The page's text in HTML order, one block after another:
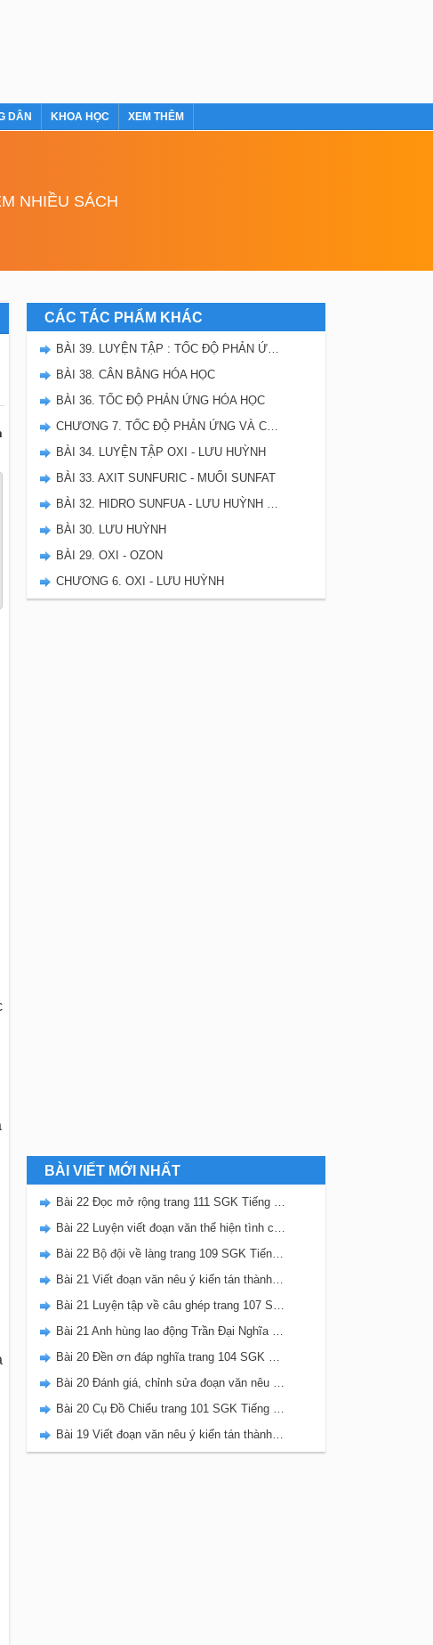
DÂN KHOA HỌC XEM THÊM
NHIỀU SÁCH
CÁC TÁC PHẨM KHÁC
BÀI 39. LUYỆN TẬP : TỐC ĐỘ PHẢN ỨNG VÀ CÂN BẰNG HÓA HỌC
BÀI 38. CÂN BẰNG HÓA HỌC
BÀI 36. TỐC ĐỘ PHẢN ỨNG HÓA HỌC
CHƯƠNG 7. TỐC ĐỘ PHẢN ỨNG VÀ CÂN BẰNG HÓA HỌC - SBT HÓA 10
BÀI 34. LUYỆN TẬP OXI - LƯU HUỲNH
BÀI 33. AXIT SUNFURIC - MUỐI SUNFAT
BÀI 32. HIDRO SUNFUA - LƯU HUỲNH DIOXIT - LƯU HUYNH TRIOXIT
BÀI 30. LƯU HUỲNH
BÀI 29. OXI - OZON
CHƯƠNG 6. OXI - LƯU HUỲNH
BÀI VIẾT MỚI NHẤT
Bài 22 Đọc mở rộng trang 111 SGK Tiếng Việt 5 Kết nối tri thức tập 2
Bài 22 Luyện viết đoạn văn thể hiện tình cảm, cảm xúc về một sự việc trang 111 SGK Tiếng Việt 5 Kết nối tri thức tập 2
Bài 22 Bộ đội về làng trang 109 SGK Tiếng Việt 5 Kết nối tri thức tập 2
Bài 21 Viết đoạn văn nêu ý kiến tán thành một sự việc, hiện tượng (Bài viết số 2) trang 108 SGK Tiếng Việt 5 Kết nối tri thức tập 2
Bài 21 Luyện tập về câu ghép trang 107 SGK Tiếng Việt 5 Kết nối tri thức tập 2
Bài 21 Anh hùng lao động Trần Đại Nghĩa trang 106 SGK Tiếng Việt 5 Kết nối tri thức tập 2
Bài 20 Đền ơn đáp nghĩa trang 104 SGK Tiếng Việt 5 Kết nối tri thức tập 2
Bài 20 Đánh giá, chỉnh sửa đoạn văn nêu ý kiến tán thành một sự vật, hiện tượng trang 103 SGK Tiếng Việt 5 Kết nối tri thức tập 2
Bài 20 Cụ Đồ Chiểu trang 101 SGK Tiếng Việt 5 Kết nối tri thức tập 2
Bài 19 Viết đoạn văn nêu ý kiến tán thành một sự việc, hiện tượng (Bài viết số 1) trang 100 SGK Tiếng Việt 5 Kết nối tri thức tập 2